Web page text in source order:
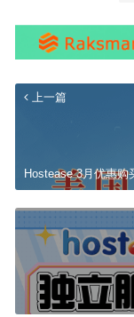
上一篇
Hostease 3月优惠购